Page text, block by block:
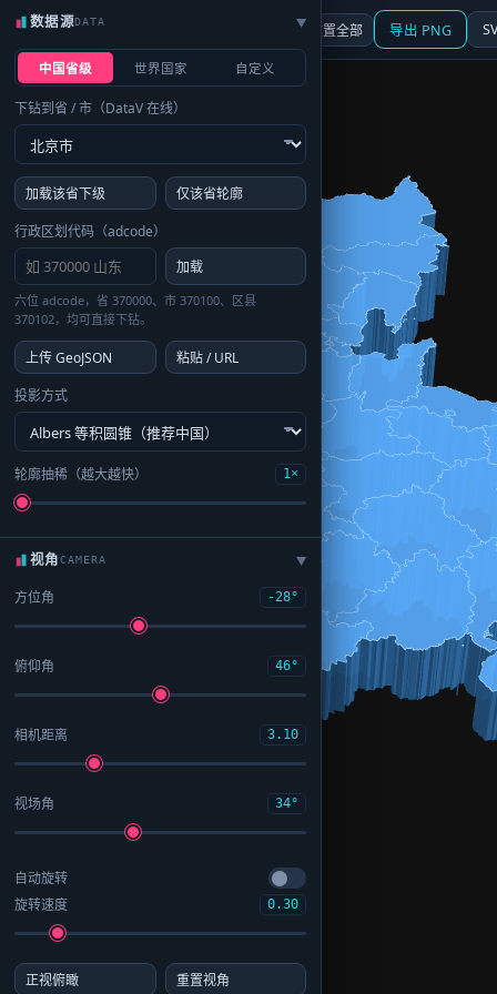
☰ 面板 地图 重置全部 导出 PNG
数据源DATA ▶
中国省级 世界国家 自定义
下钻到省 / 市（DataV 在线）
加载该省下级
仅该省轮廓
行政区划代码（adcode）
加载
六位 adcode，省 370000、市 370100、区县
370102，均可直接下钻。
上传 GeoJSON
粘贴 / URL
投影方式
轮廓抽稀（越大越快） 1×
视角CAMERA ▶
方位角 -28°
俯仰角 46°
相机距离 3.10
视场角 34°
自动旋转
旋转速度
0.30
正视俯瞰 重置视角